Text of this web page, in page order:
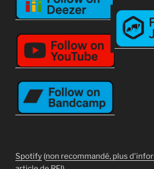
Spotify (non recommandé, plus